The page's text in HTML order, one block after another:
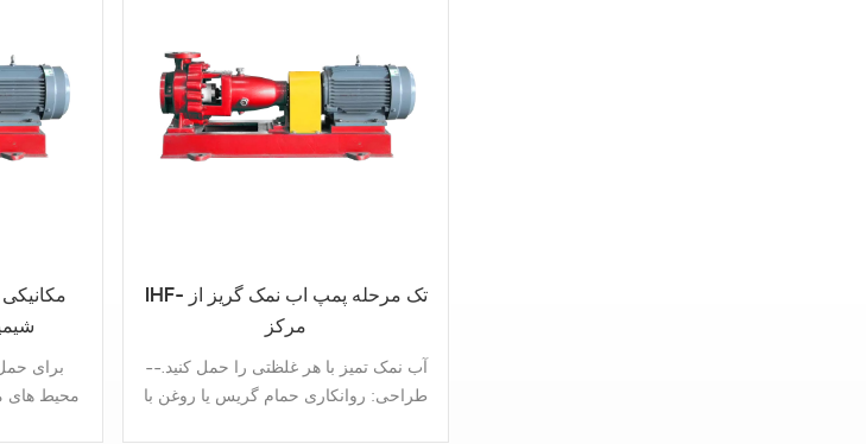
محیط های
IHF- تک مرحله پمپ اب نمک گریز از
مرکز
-آب نمک تمیز با هر غلظتی را حمل کنید.-
طراحی: روانکاری حمام گریس یا روغن با